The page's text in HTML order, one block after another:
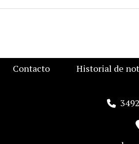
Contacto Historial de